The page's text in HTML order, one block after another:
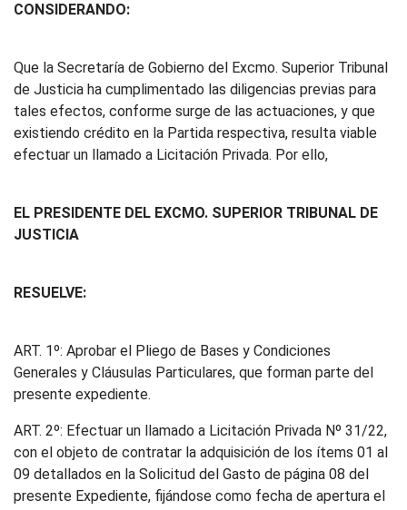
CONSIDERANDO:
Que la Secretaría de Gobierno del Excmo. Superior Tribunal
de Justicia ha cumplimentado las diligencias previas para
tales efectos, conforme surge de las actuaciones, y que
existiendo crédito en la Partida respectiva, resulta viable
efectuar un llamado a Licitación Privada. Por ello,
EL PRESIDENTE DEL EXCMO. SUPERIOR TRIBUNAL DE
JUSTICIA
RESUELVE:
ART. 1º: Aprobar el Pliego de Bases y Condiciones
Generales y Cláusulas Particulares, que forman parte del
presente expediente.
ART. 2º: Efectuar un llamado a Licitación Privada Nº 31/22,
con el objeto de contratar la adquisición de los ítems 01 al
09 detallados en la Solicitud del Gasto de página 08 del
presente Expediente, fijándose como fecha de apertura el